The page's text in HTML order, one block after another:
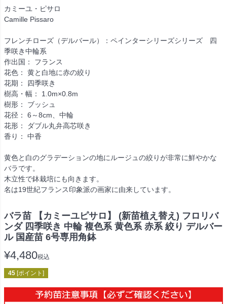
カミーユ・ピサロ
Camille Pissaro
フレンチローズ（デルバール）：ペインターシリーズシリーズ 四
季咲き中輪系
作出国： フランス
花色： 黄と白地に赤の絞り
花期： 四季咲き
樹高・幅： 1.0m×0.8m
樹形： ブッシュ
花径： 6～8cm、中輪
花形： ダブル丸弁高芯咲き
香り： 中香
黄色と白のグラデーションの地にルージュの絞りが非常に鮮やかな
バラです。
木立性で鉢栽培にも向きます。
名は19世紀フランス印象派の画家に由来しています。
バラ苗 【カミーユピサロ】 (新苗植え替え) フロリバ
ンダ 四季咲き 中輪 複色系 黄色系 赤系 絞り デルバー
ル 国産苗 6号専用角鉢
¥4,480税込
45 [ポイント]